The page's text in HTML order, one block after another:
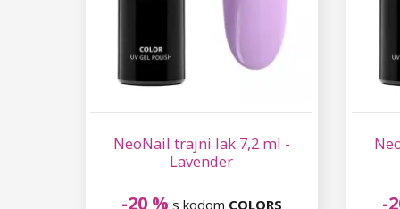
NeoNail trajni lak 7,2 ml -
Lavender
-20 % s kodom COLORS -